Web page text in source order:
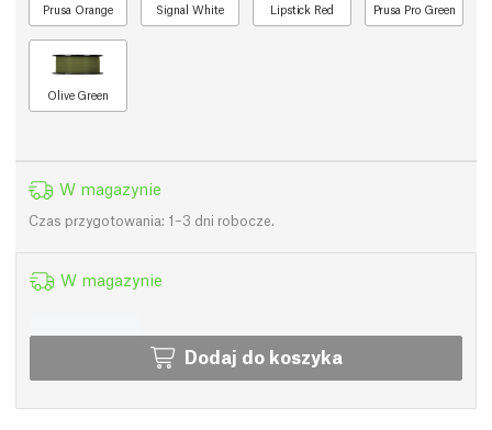
Prusa Orange Signal White Lipstick Red Prusa Pro Green
Olive Green
W magazynie
Czas przygotowania: 1–3 dni robocze.
W magazynie
Dodaj do koszyka